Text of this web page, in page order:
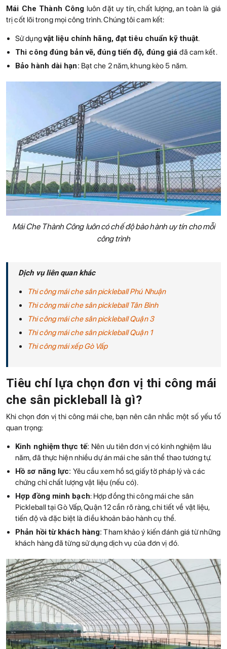
Mái Che Thành Công luôn đặt uy tín, chất lượng, an toàn là giá
trị cốt lõi trong mọi công trình. Chúng tôi cam kết:
Sử dụngvật liệu chính hãng, đạt tiêu chuẩn kỹ thuật.
Thi công đúng bản vẽ, đúng tiến độ, đúng giá đã cam kết.
Bảo hành dài hạn: Bạt che 2 năm, khung kèo 5 năm.
Mái Che Thành Công luôn có chế độ bảo hành uy tín cho mỗi
công trình
Dịch vụ liên quan khác
Thi công mái che sân pickleball Phú Nhuận
Thi công mái che sân pickleball Tân Bình
Thi công mái che sân pickleball Quận 3
Thi công mái che sân pickleball Quận 1
Thi công mái xếp Gò Vấp
Tiêu chí lựa chọn đơn vị thi công mái
che sân pickleball là gì?
Khi chọn đơn vị thi công mái che, bạn nên cân nhắc một số yếu tố
quan trọng:
Kinh nghiệm thực tế: Nên ưu tiên đơn vị có kinh nghiệm lâu
năm, đã thực hiện nhiều dự án mái che sân thể thao tương tự.
Hồ sơ năng lực: Yêu cầu xem hồ sơ, giấy tờ pháp lý và các
chứng chỉ chất lượng vật liệu (nếu có).
Hợp đồng minh bạch: Hợp đồng thi công mái che sân
Pickleball tại Gò Vấp, Quận 12 cần rõ ràng, chi tiết về vật liệu,
tiến độ và đặc biệt là điều khoản bảo hành cụ thể.
Phản hồi từ khách hàng: Tham khảo ý kiến đánh giá từ những
khách hàng đã từng sử dụng dịch vụ của đơn vị đó.